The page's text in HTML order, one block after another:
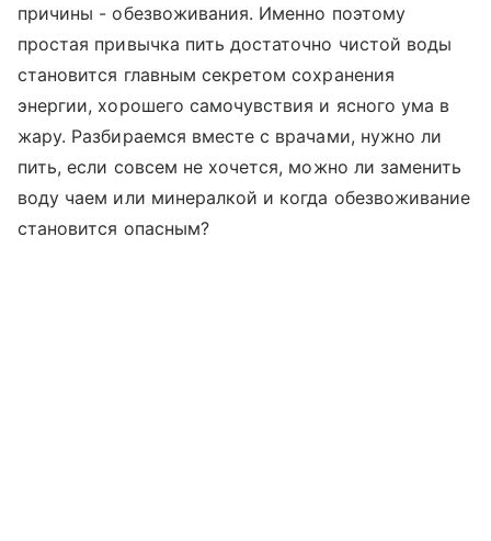
причины - обезвоживания. Именно поэтому
простая привычка пить достаточно чистой воды
становится главным секретом сохранения
энергии, хорошего самочувствия и ясного ума в
жару. Разбираемся вместе с врачами, нужно ли
пить, если совсем не хочется, можно ли заменить
воду чаем или минералкой и когда обезвоживание
становится опасным?